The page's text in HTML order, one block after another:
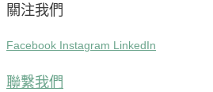
關注我們
Facebook Instagram LinkedIn
聯繫我們